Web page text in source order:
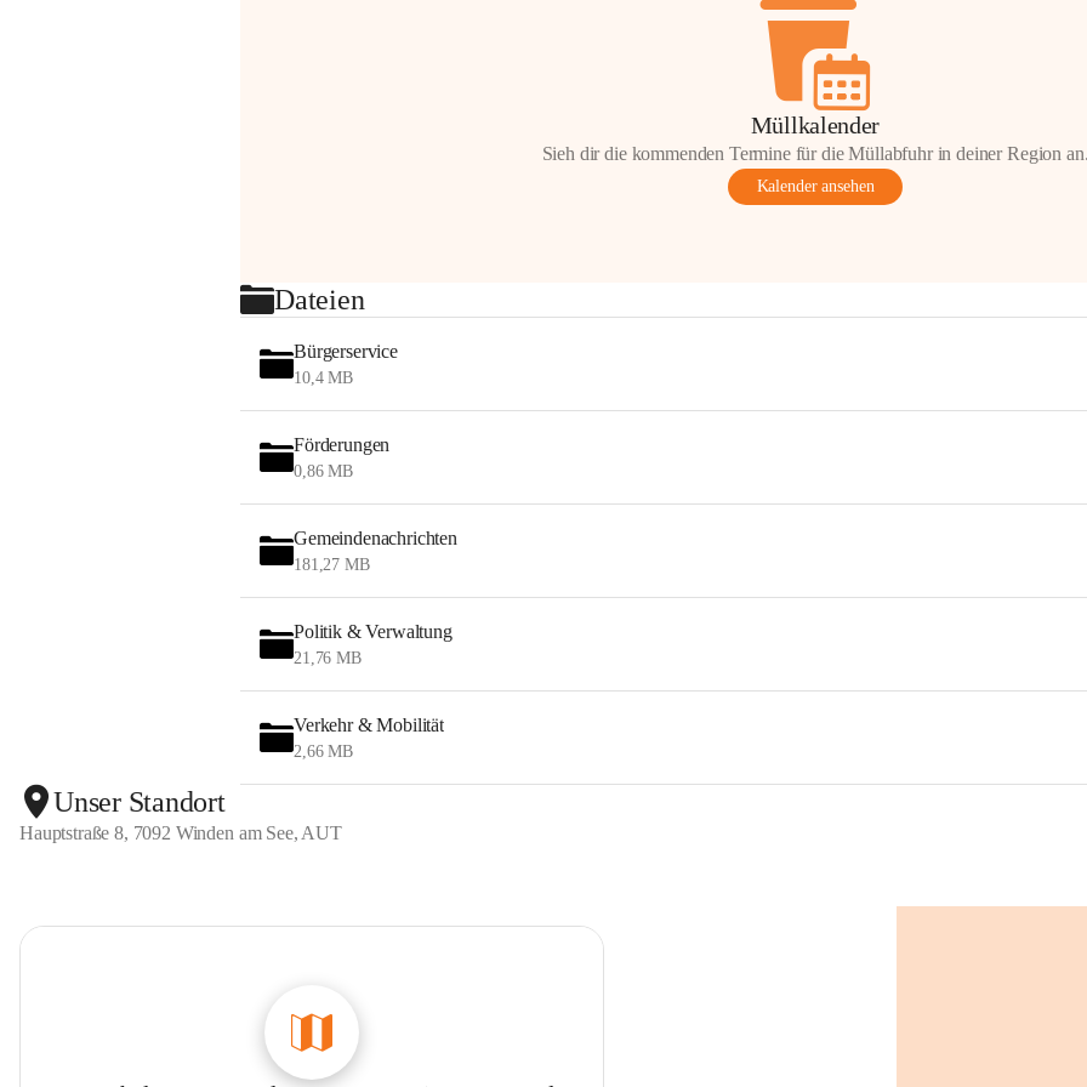
Müllkalender
Sieh dir die kommenden Termine für die Müllabfuhr in deiner Region
Kalender ansehen
Dateien
Bürgerservice
10,4 MB
Förderungen
0,86 MB
Gemeindenachrichten
181,27 MB
Politik & Verwaltung
21,76 MB
Verkehr & Mobilität
2,66 MB
Unser Standort
Hauptstraße 8, 7092 Winden am See, AUT